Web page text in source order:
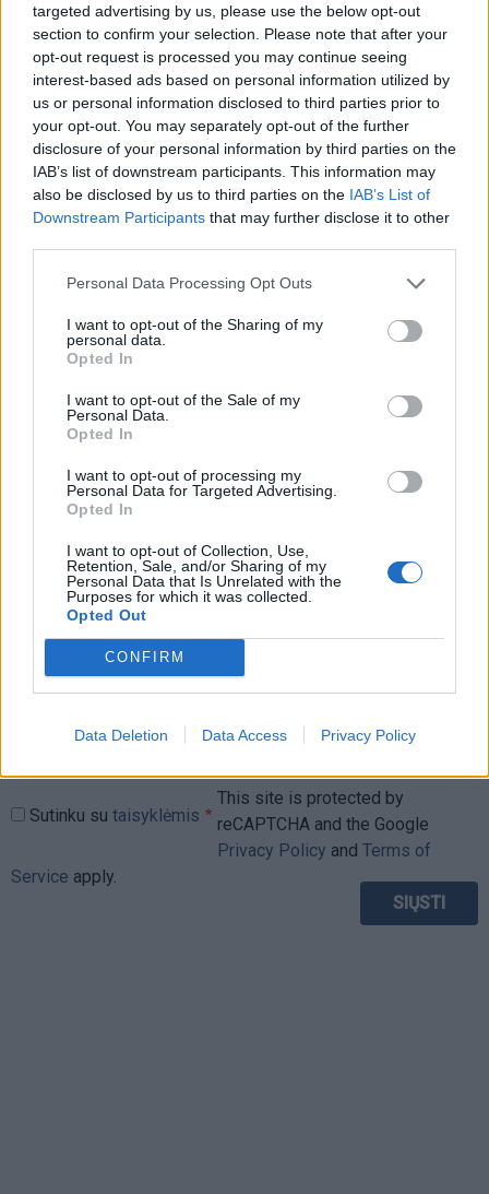
targeted advertising by us, please use the below opt-out
section to confirm your selection. Please note that after your
opt-out request is processed you may continue seeing
interest-based ads based on personal information utilized by
us or personal information disclosed to third parties prior to
your opt-out. You may separately opt-out of the further
disclosure of your personal information by third parties on the
IAB’s list of downstream participants. This information may
also be disclosed by us to third parties on the IAB’s List of
Downstream Participants that may further disclose it to other
Personal Data Processing Opt Outs
I want to opt-out of the Sharing of my
personal data.
Opted In
I want to opt-out of the Sale of my
Personal Data.
Opted In
I want to opt-out of processing my
Personal Data for Targeted Advertising.
Opted In
I want to opt-out of Collection, Use,
Retention, Sale, and/or Sharing of my
Personal Data that Is Unrelated with the
Purposes for which it was collected.
Opted Out
CONFIRM
Data Deletion Data Access Privacy Policy
pasieks proveržį, kurio taip ilgai
laukė
Raktažodžiai
Komentarai
Rašyti komentarą
Jūsų vardas
Komentaras
Sutinku su taisyklėmis
This site is protected by
reCAPTCHA and the Google
Privacy Policy and Terms of
Service apply.